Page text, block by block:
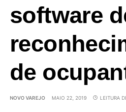
software
de
NOVO VAREJO MAIO 22, 2019 LEITURA